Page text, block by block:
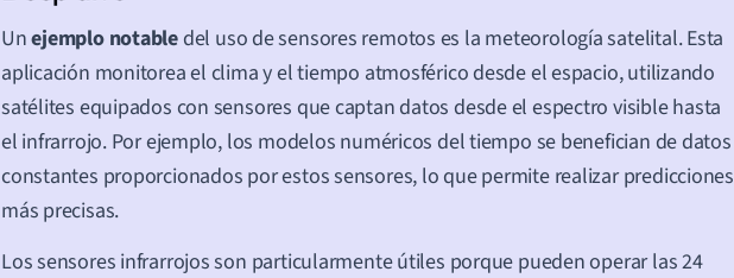
Unejemplo notable del uso de sensores remotos es la meteorología satelital. Esta
aplicación monitorea el clima y el tiempo atmosférico desde el espacio, utilizando
satélites equipados con sensores que captan datos desde el espectro visible hasta
el infrarrojo. Por ejemplo, los modelos numéricos del tiempo se benefician de datos
constantes proporcionados por estos sensores, lo que permite realizar predicciones
más precisas.
Los sensores infrarrojos son particularmente útiles porque pueden operar las 24